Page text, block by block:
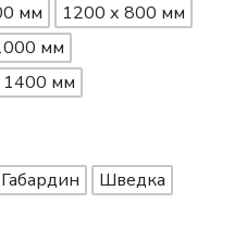
мм
1200 х 800 мм
мм
1400 мм
Габардин Шведка